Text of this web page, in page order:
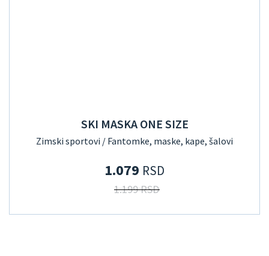
SKI MASKA ONE SIZE
Zimski sportovi / Fantomke, maske, kape, šalovi
1.079 RSD
1.199 RSD